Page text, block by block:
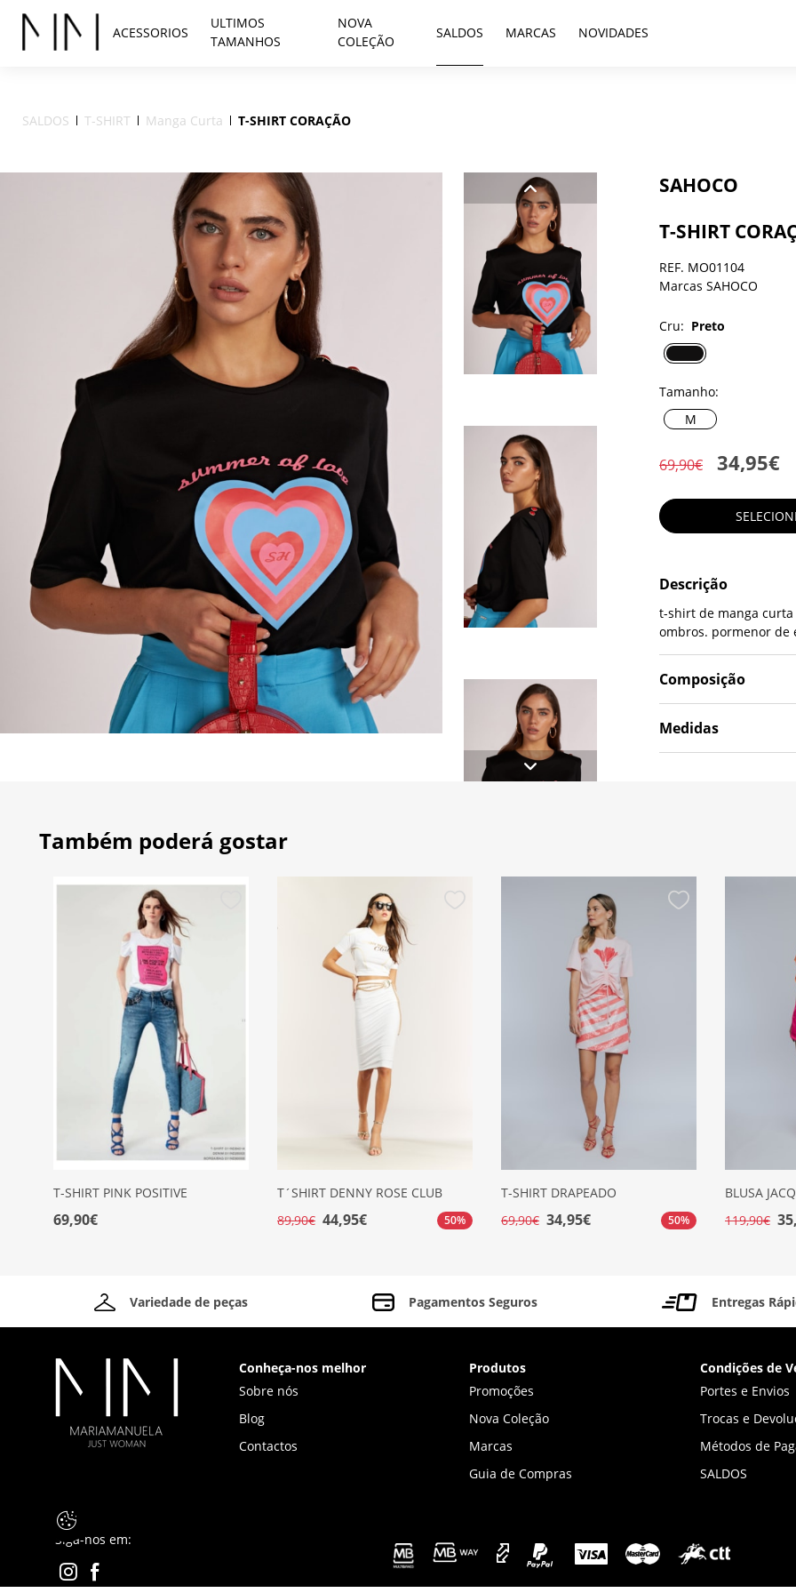
ACESSORIOS
ULTIMOS
TAMANHOS
NOVA
COLEÇÃO
SALDOS MARCAS NOVIDADES
SALDOS T-SHIRT Manga Curta T-SHIRT CORAÇÃO
SAHOCO
T-SHIRT
REF. MO01104
Marcas SAHOCO
Cru: Preto
Tamanho:
M
69,90€ 34,95€
Descrição
t-shirt de manga
ombros. pormenor de
Composição
Medidas
Também poderá gostar
T-SHIRT PINK POSITIVE
69,90€
T´SHIRT DENNY ROSE CLUB
89,90€ 44,95€ 50%
T-SHIRT DRAPEADO
69,90€ 34,95€ 50%
BLUSA
119,90€
Variedade de peças Pagamentos Seguros Entregas
Conheça-nos melhor
Sobre nós
Blog
Contactos
Produtos
Promoções
Nova Coleção
Marcas
Guia de Compras
Condições de
Portes e Envios
Trocas e
Métodos de
SALDOS
Siga-nos em: